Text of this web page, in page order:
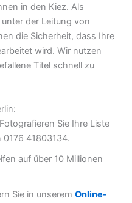
in den Kiez. Als
der Leitung von
die Sicherheit, dass Ihre
wird. Wir nutzen
Titel schnell zu
Sie Ihre Liste
0176 41803134.
auf über 10 Millionen
Sie in unserem Online-